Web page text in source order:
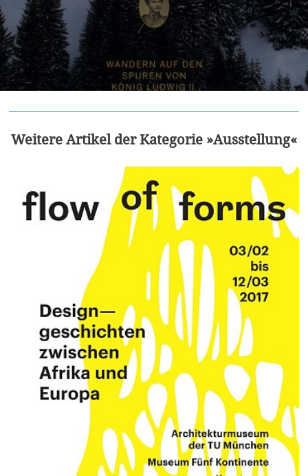
Weitere Artikel der Kategorie »Ausstellung«